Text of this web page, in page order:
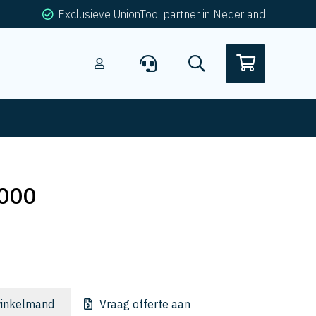
Exclusieve UnionTool partner in Nederland
Vraag offerte aan